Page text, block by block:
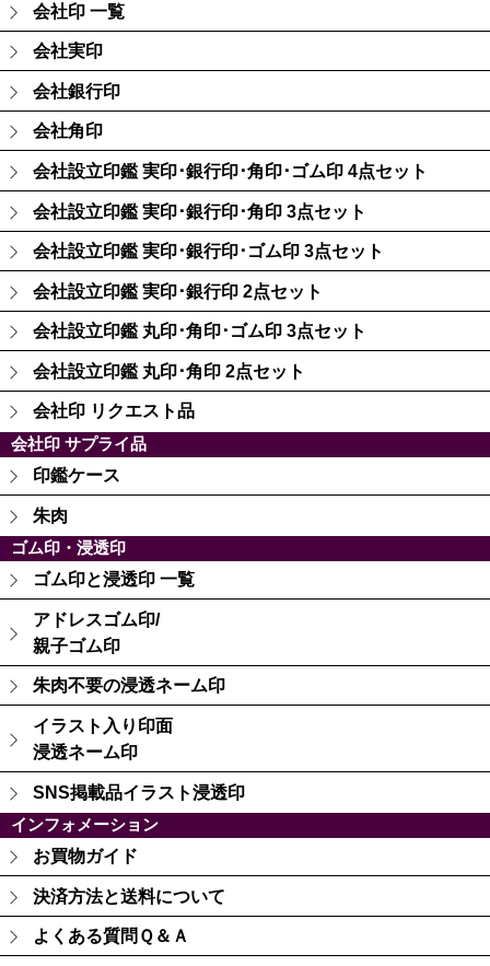
会社印 一覧
会社実印
会社銀行印
会社角印
会社設立印鑑 実印･銀行印･角印･ゴム印 4点セット
会社設立印鑑 実印･銀行印･角印 3点セット
会社設立印鑑 実印･銀行印･ゴム印 3点セット
会社設立印鑑 実印･銀行印 2点セット
会社設立印鑑 丸印･角印･ゴム印 3点セット
会社設立印鑑 丸印･角印 2点セット
会社印 リクエスト品
会社印 サプライ品
印鑑ケース
朱肉
ゴム印・浸透印
ゴム印と浸透印 一覧
アドレスゴム印/
親子ゴム印
朱肉不要の浸透ネーム印
イラスト入り印面
浸透ネーム印
SNS掲載品イラスト浸透印
インフォメーション
お買物ガイド
決済方法と送料について
よくある質問Ｑ＆Ａ